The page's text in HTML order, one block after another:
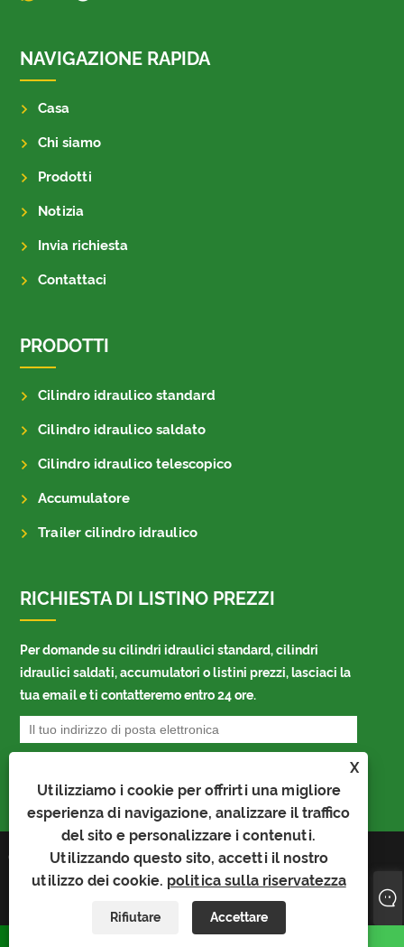
X
Utilizziamo i cookie per offrirti una migliore
esperienza di navigazione, analizzare il traffico
del sito e personalizzare i contenuti.
Utilizzando questo sito, accetti il ​​nostro
utilizzo dei cookie. politica sulla riservatezza
Rifiutare Accettare
NAVIGAZIONE RAPIDA
Casa
Chi siamo
Prodotti
Notizia
Invia richiesta
Contattaci
PRODOTTI
Cilindro idraulico standard
Cilindro idraulico saldato
Cilindro idraulico telescopico
Accumulatore
Trailer cilindro idraulico
RICHIESTA DI LISTINO PREZZI
Per domande su cilindri idraulici standard, cilindri
idraulici saldati, accumulatori o listini prezzi, lasciaci la
tua email e ti contatteremo entro 24 ore.
Copyright © 2026 Pinghu Tianlong Machinery
Manufacturing Co., Ltd. Tutti i diritti riservati.